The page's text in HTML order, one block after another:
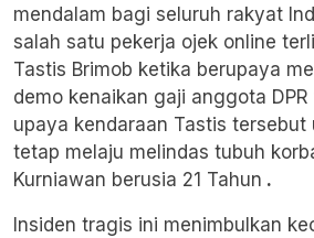
mendalam bagi seluruh rakyat
salah satu pekerja ojek online
Tastis Brimob ketika berupaya
demo kenaikan gaji anggota
upaya kendaraan Tastis tersebut
tetap melaju melindas tubuh
Kurniawan berusia 21 Tahun .
Insiden tragis ini menimbulkan